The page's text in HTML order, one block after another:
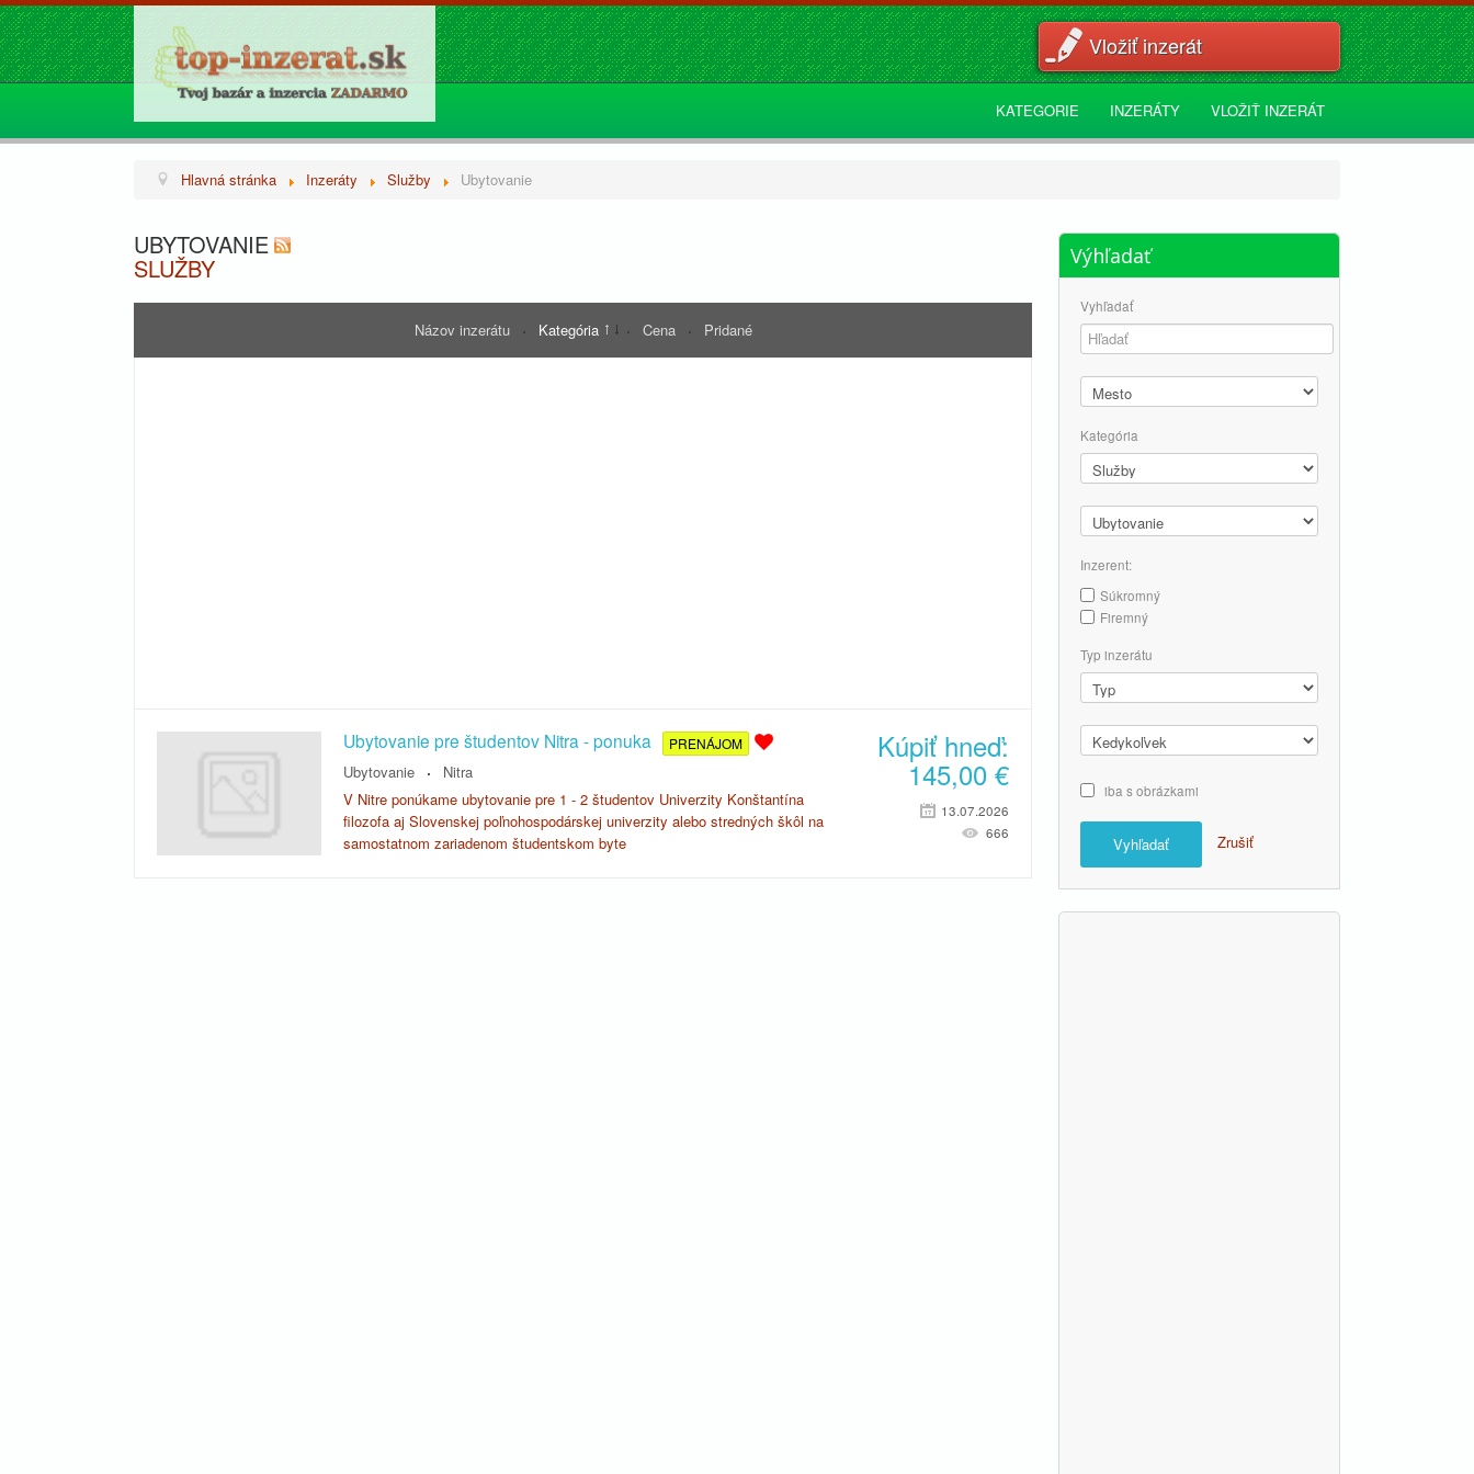
Vložiť inzerát
KATEGORIE INZERÁTY VLOŽIŤ INZERÁT
Hlavná stránka Inzeráty Služby Ubytovanie
UBYTOVANIE
SLUŽBY
Názov inzerátu Kategória Cena Pridané
Ubytovanie pre študentov Nitra - ponuka PRENÁJOM
Ubytovanie
Nitra
V Nitre ponúkame ubytovanie pre 1 - 2 študentov Univerzity Konštantína
filozofa aj Slovenskej poľnohospodárskej univerzity alebo stredných škôl na
samostatnom zariadenom študentskom byte
Kúpiť hneď:
145,00 €
13.07.2026
666
Výhľadať
Vyhľadať
Kategória
Inzerent:
Súkromný
Firemný
Typ inzerátu
iba s obrázkami
Vyhľadať Zrušiť